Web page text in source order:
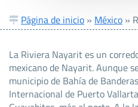
Página de inicio » México »
La Riviera Nayarit es un
mexicano de Nayarit. Aunque
municipio de Bahía de
Internacional de Puerto